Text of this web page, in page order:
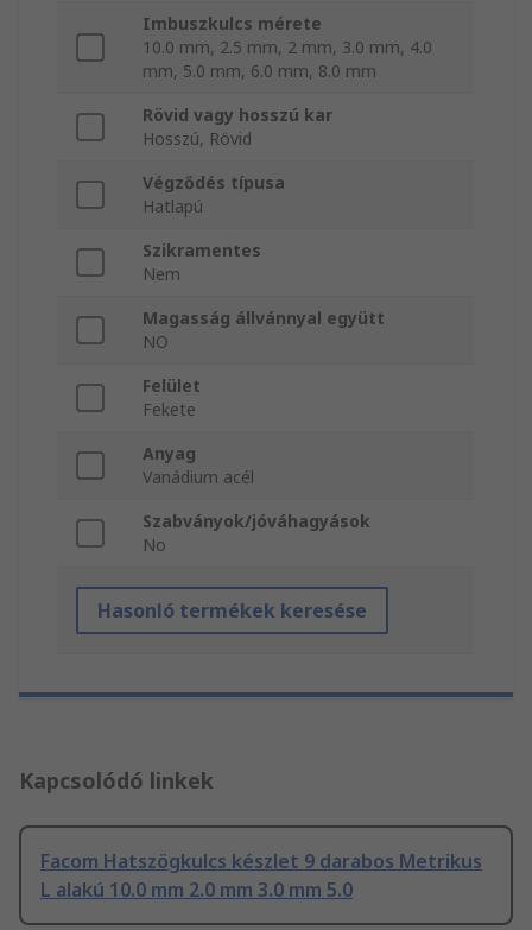
Imbuszkulcs mérete
10.0 mm, 2.5 mm, 2 mm, 3.0 mm, 4.0
mm, 5.0 mm, 6.0 mm, 8.0 mm
Rövid vagy hosszú kar
Hosszú, Rövid
Végződés típusa
Hatlapú
Szikramentes
Nem
Magasság állvánnyal együtt
NO
Felület
Fekete
Anyag
Vanádium acél
Szabványok/jóváhagyások
No
Hasonló termékek keresése
Kapcsolódó linkek
Facom Hatszögkulcs készlet 9 darabos Metrikus
L alakú 10.0 mm 2.0 mm 3.0 mm 5.0